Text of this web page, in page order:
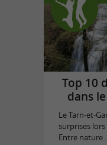
Top 10
dans
Le Tarn-et-
surprises
Entre nature